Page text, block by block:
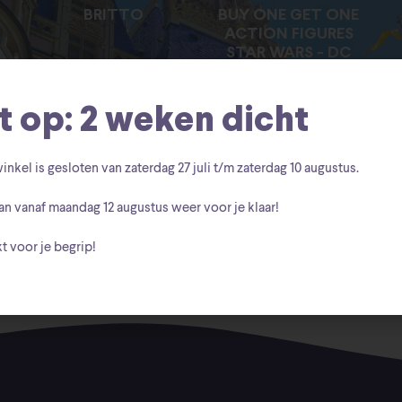
BRITTO
BUY ONE GET ONE
ACTION FIGURES
STAR WARS - DC
op: 2 weken dicht
is gesloten van zaterdag27 juli t/m zaterdag 10 augustus.
vanaf maandag 12 augustus weer voor je klaar!
voor je begrip!